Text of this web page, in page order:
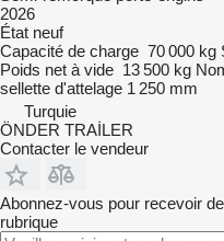
2026
État neuf
Capacité de charge 70 000 kg
Poids net à vide 13 500 kg
sellette d'attelage 1 250 mm
Turquie
ÖNDER TRAİLER
Contacter le vendeur
Abonnez-vous pour recevoir
rubrique